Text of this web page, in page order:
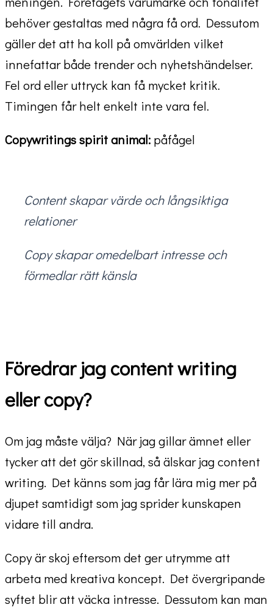
behöver gestaltas med några få ord. Dessutom
gäller det att ha koll på omvärlden vilket
innefattar både trender och nyhetshändelser.
Fel ord eller uttryck kan få mycket kritik.
Timingen får helt enkelt inte vara fel.
Copywritings spirit animal: påfågel
Content skapar värde och långsiktiga
relationer
Copy skapar omedelbart intresse och
förmedlar rätt känsla
Föredrar jag content writing
eller copy?
Om jag måste välja? När jag gillar ämnet eller
tycker att det gör skillnad, så älskar jag content
writing. Det känns som jag får lära mig mer på
djupet samtidigt som jag sprider kunskapen
vidare till andra.
Copy är skoj eftersom det ger utrymme att
arbeta med kreativa koncept. Det övergripande
syftet blir att väcka intresse. Dessutom kan man